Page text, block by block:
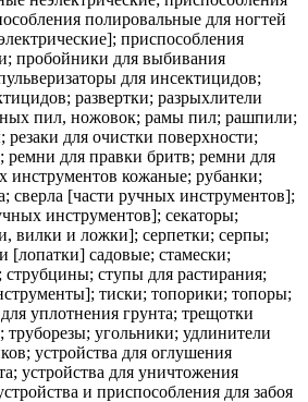
полировальные для ногтей
приспособления
пробойники для выбивания
для инсектицидов;
развертки; разрыхлители
пил, ножовок; рамы пил; рашпили;
для очистки поверхности;
ремни для правки бритв; ремни для
инструментов кожаные; рубанки;
сверла [части ручных инструментов];
инструментов]; секаторы;
вилки и ложки]; серпетки; серпы;
[лопатки] садовые; стамески;
струбцины; ступы для растирания;
тиски; топорики; топоры;
уплотнения грунта; трещотки
угольники; удлинители
устройства для оглушения
устройства для уничтожения
и приспособления для забоя